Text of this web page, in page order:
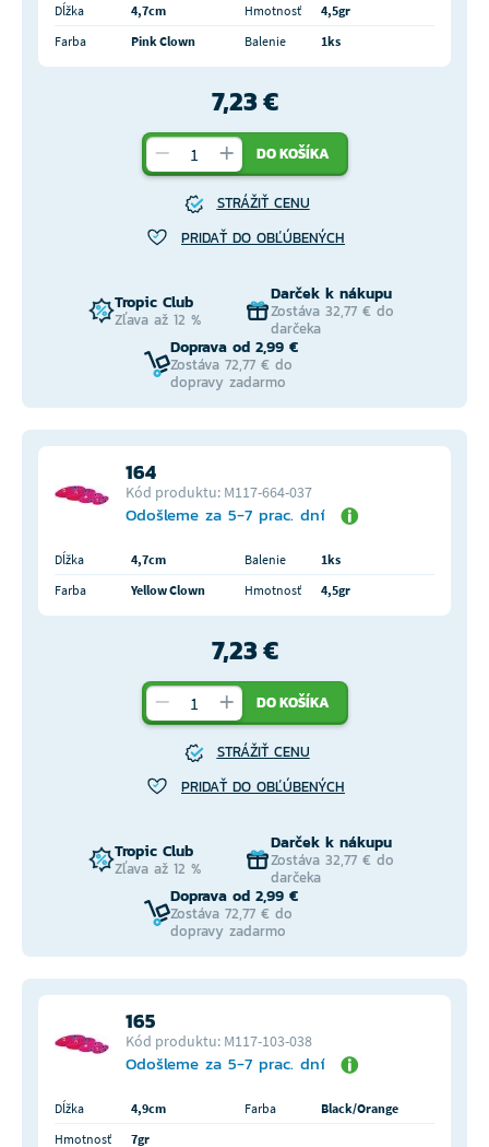
Dĺžka 4,7cm Hmotnosť
4,5gr
Farba
Pink Clown Balenie 1ks
7,23 €
DO KOŠÍKA
STRÁŽIŤ CENU
PRIDAŤ DO OBĽÚBENÝCH
Tropic Club
Zľava až 12 %
Darček k nákupu
Zostáva 32,77 € do
darčeka
Doprava od 2,99 €
Zostáva 72,77 € do
dopravy zadarmo
164
Kód produktu: M117-664-037
Odošleme za 5-7 prac. dní
Dĺžka 4,7cm Balenie
1ks
Farba
Yellow Clown Hmotnosť 4,5gr
7,23 €
DO KOŠÍKA
STRÁŽIŤ CENU
PRIDAŤ DO OBĽÚBENÝCH
Tropic Club
Zľava až 12 %
Darček k nákupu
Zostáva 32,77 € do
darčeka
Doprava od 2,99 €
Zostáva 72,77 € do
dopravy zadarmo
165
Kód produktu: M117-103-038
Odošleme za 5-7 prac. dní
Dĺžka 4,9cm Farba
Black/Orange
Hmotnosť
7gr